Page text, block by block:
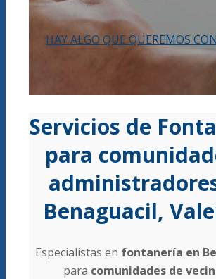
HAY ALGO QUE QUEREMOS
Servicios de
para
Benaguacil,
Especialistas en fontanería en
para comunidades de